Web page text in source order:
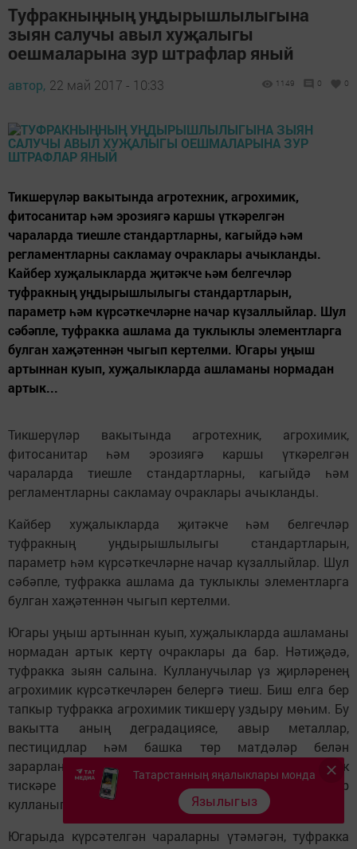
Туфракныңның уңдырышлылыгына
зыян салучы авыл хуҗалыгы
оешмаларына зур штрафлар яный
автор, 22 май 2017 - 10:33 1149 0 0
Тикшерүләр вакытында агротехник, агрохимик,
фитосанитар һәм эрозиягә каршы үткәрелгән
чараларда тиешле стандартларны, кагыйдә һәм
регламентларны сакламау очраклары ачыкланды.
Кайбер хуҗалыкларда җитәкче һәм белгечләр
туфракның уңдырышлылыгы стандартларын,
параметр һәм күрсәткечләрне начар күзаллыйлар. Шул
сәбәпле, туфракка ашлама да туклыклы элементларга
булган хаҗәтеннән чыгып кертелми. Югары уңыш
артыннан куып, хуҗалыкларда ашламаны нормадан
артык...
Тикшерүләр вакытында агротехник, агрохимик,
фитосанитар һәм эрозиягә каршы үткәрелгән
чараларда тиешле стандартларны, кагыйдә һәм
регламентларны сакламау очраклары ачыкланды.
Кайбер хуҗалыкларда җитәкче һәм белгечләр
туфракның уңдырышлылыгы стандартларын,
параметр һәм күрсәткечләрне начар күзаллыйлар. Шул
сәбәпле, туфракка ашлама да туклыклы элементларга
булган хаҗәтеннән чыгып кертелми.
Югары уңыш артыннан куып, хуҗалыкларда ашламаны
нормадан артык кертү очраклары да бар. Нәтиҗәдә,
туфракка зыян салына. Кулланучылар үз җирләренең
агрохимик күрсәткечләрен белергә тиеш. Биш елга бер
тапкыр туфракка агрохимик тикшерү уздыру мөһим. Бу
вакытта аның деградациясе, авыр металлар,
пестицидлар һәм башка төр матдәләр белән
зарарлануые ачыклана. Тикшерү вакытында туфрак
тискәре нәтиҗәләр күрсәтсә, агрохимик чаралар
кулланыгыз.
Югарыда күрсәтелгән чараларны үтәмәгән, туфракка
Татарстанның яңалыклары монда
Язылыгыз